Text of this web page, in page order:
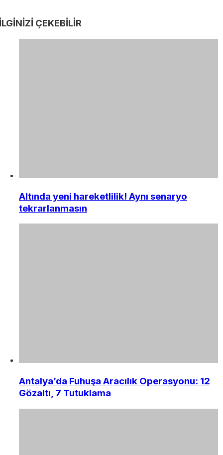
ÇEKEBİLİR
Altında yeni hareketlilik! Aynı senaryo
tekrarlanmasın
Antalya’da Fuhuşa Aracılık Operasyonu: 12
Gözaltı, 7 Tutuklama